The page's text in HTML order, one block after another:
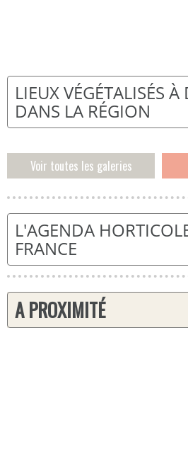
LIEUX VÉGÉTALISÉS
DANS LA RÉGION
Voir toutes les galeries
L'AGENDA
FRANCE
A PROXIMITÉ